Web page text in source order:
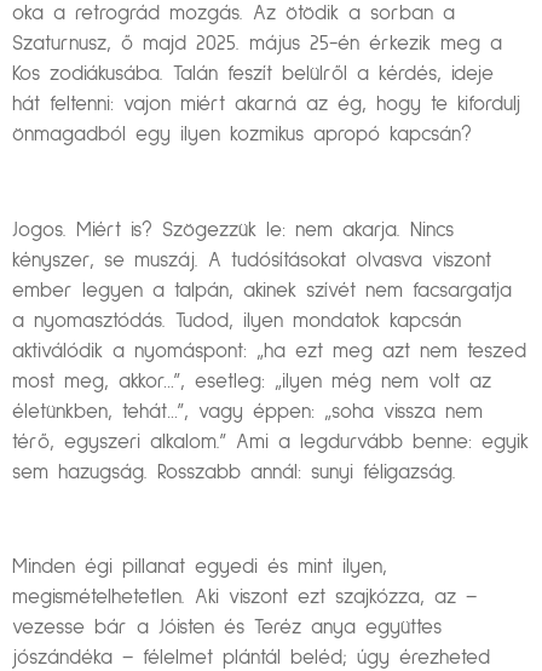
oka a retrográd mozgás. Az ötödik a sorban a
Szaturnusz, ő majd 2025. május 25-én érkezik meg a
Kos zodiákusába. Talán feszít belülről a kérdés, ideje
hát feltenni: vajon miért akarná az ég, hogy te kifordulj
önmagadból egy ilyen kozmikus apropó kapcsán?
Jogos. Miért is? Szögezzük le: nem akarja. Nincs
kényszer, se muszáj. A tudósításokat olvasva viszont
ember legyen a talpán, akinek szívét nem facsargatja
a nyomasztódás. Tudod, ilyen mondatok kapcsán
aktiválódik a nyomáspont: „ha ezt meg azt nem teszed
most meg, akkor…”, esetleg: „ilyen még nem volt az
életünkben, tehát…”, vagy éppen: „soha vissza nem
térő, egyszeri alkalom.” Ami a legdurvább benne: egyik
sem hazugság. Rosszabb annál: sunyi féligazság.
Minden égi pillanat egyedi és mint ilyen,
megismételhetetlen. Aki viszont ezt szajkózza, az –
vezesse bár a Jóisten és Teréz anya együttes
jószándéka – félelmet plántál beléd; úgy érezheted